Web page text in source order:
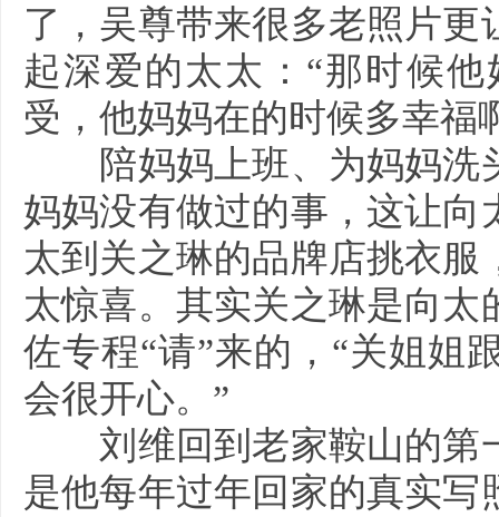
了，吴尊带来很多老照片
起深爱的太太：“那时候
受，他妈妈在的时候多幸福
陪妈妈上班、为妈妈洗
妈妈没有做过的事，这让
太到关之琳的品牌店挑衣
太惊喜。其实关之琳是向
佐专程“请”来的，“关姐姐
会很开心。”
刘维回到老家鞍山的第
是他每年过年回家的真实